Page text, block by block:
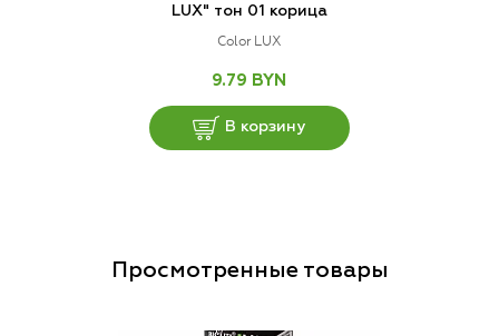
LUX" тон 01 корица
Color LUX
9.79 BYN
В корзину
Просмотренные товары